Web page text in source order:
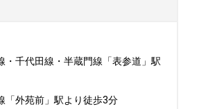
・千代田線・半蔵門線「表参道」駅
「外苑前」駅より徒歩3分